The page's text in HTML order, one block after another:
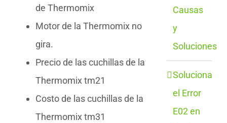
de Thermomix
Motor de la Thermomix no
gira.
Precio de las cuchillas de la
Thermomix tm21
Costo de las cuchillas de la
Thermomix tm31
Causas
y
Soluciones
Soluciona
el Error
E02 en